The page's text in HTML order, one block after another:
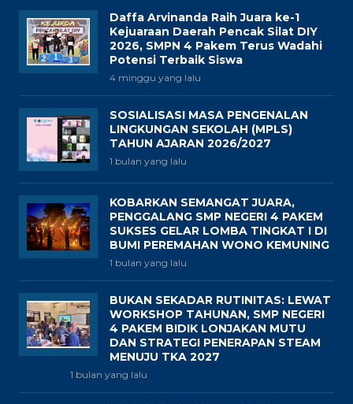
Daffa Arvinanda Raih Juara ke-1
Kejuaraan Daerah Pencak Silat DIY
2026, SMPN 4 Pakem Terus Wadahi
Potensi Terbaik Siswa
4 minggu yang lalu
SOSIALISASI MASA PENGENALAN
LINGKUNGAN SEKOLAH (MPLS)
TAHUN AJARAN 2026/2027
1 bulan yang lalu
KOBARKAN SEMANGAT JUARA,
PENGGALANG SMP NEGERI 4 PAKEM
SUKSES GELAR LOMBA TINGKAT I DI
BUMI PEREMAHAN WONO KEMUNING
1 bulan yang lalu
BUKAN SEKADAR RUTINITAS: LEWAT
WORKSHOP TAHUNAN, SMP NEGERI
4 PAKEM BIDIK LONJAKAN MUTU
DAN STRATEGI PENERAPAN STEAM
MENUJU TKA 2027
1 bulan yang lalu